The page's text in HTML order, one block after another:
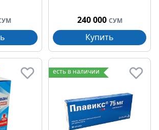
240 000 СУМ
Купить
есть в наличии